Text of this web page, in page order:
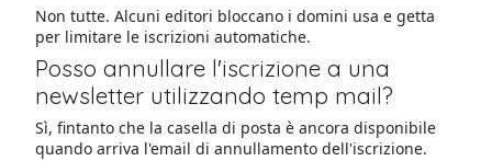
Non tutte. Alcuni editori bloccano i domini usa e getta
per limitare le iscrizioni automatiche.
Posso annullare l'iscrizione a una
newsletter utilizzando temp mail?
Sì, fintanto che la casella di posta è ancora disponibile
quando arriva l'email di annullamento dell'iscrizione.